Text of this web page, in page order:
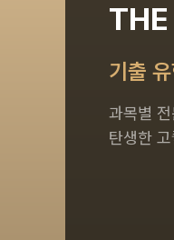
THE
기출
과목별
탄생한